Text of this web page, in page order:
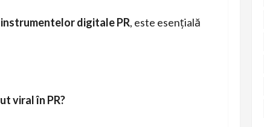
instrumentelor digitale PR, este esențială
viral în PR?